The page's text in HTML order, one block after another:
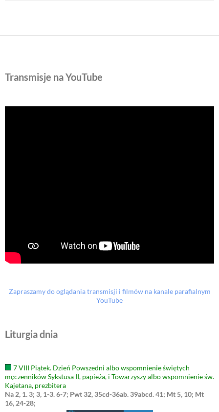
Transmisje na YouTube
Zapraszamy do oglądania transmisji i filmów na kanale parafialnym
YouTube
Liturgia dnia
7 VIII Piątek. Dzień Powszedni albo wspomnienie świętych
męczenników Sykstusa II, papieża, i Towarzyszy albo wspomnienie św.
Kajetana, prezbitera
Na 2, 1. 3; 3, 1-3. 6-7; Pwt 32, 35cd-36ab. 39abcd. 41; Mt 5, 10; Mt
16, 24-28;